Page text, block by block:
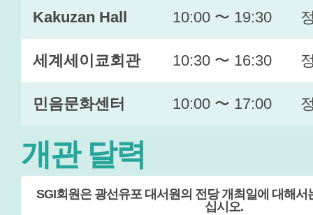
Kakuzan Hall 10:00 〜 19:30
세계세이쿄회관 10:30 〜 16:30
민음문화센터 10:00 〜 17:00
개관 달력
SGI회원은 광선유포 대서원의 전당 개최일에 대해서
십시오.